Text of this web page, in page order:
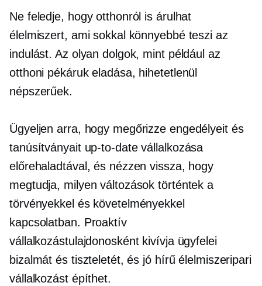
Ne feledje, hogy otthonról is árulhat
élelmiszert, ami sokkal könnyebbé teszi az
indulást. Az olyan dolgok, mint például az
otthoni pékáruk eladása, hihetetlenül
népszerűek.
Ügyeljen arra, hogy megőrizze engedélyeit és
tanúsítványait up-to-datevállalkozása
előrehaladtával, és nézzen vissza, hogy
megtudja, milyen változások történtek a
törvényekkel és követelményekkel
kapcsolatban. Proaktív
vállalkozástulajdonosként kivívja ügyfelei
bizalmát és tiszteletét, és jó hírű élelmiszeripari
vállalkozást építhet.